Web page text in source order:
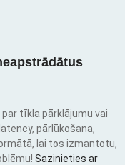
tīkla pārklājumu vai
pārlūkošana,
lai tos izmantotu,
Sazinieties ar